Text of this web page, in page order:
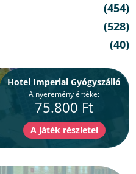
(454)
(528)
(40)
Hotel Imperial Gyógyszálló
A nyeremény értéke:
75.800 Ft